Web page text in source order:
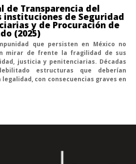
de Transparencia del
instituciones de Seguridad
y de Procuración de
(2025)
que persisten en México no
mirar de frente la fragilidad de sus
justicia y penitenciarias. Décadas
estructuras que deberían
con consecuencias graves en